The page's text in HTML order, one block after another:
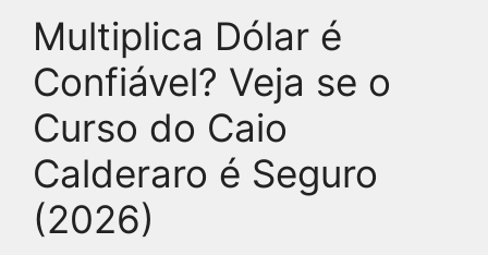
Multiplica Dólar é
Confiável? Veja se o
Curso do Caio
Calderaro é Seguro
(2026)